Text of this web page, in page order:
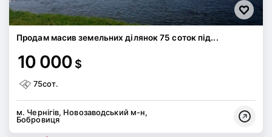
Продам масив земельних ділянок 75 соток під...
10 000 $
75сот.
м. Чернігів, Новозаводський м-н,
Бобровиця